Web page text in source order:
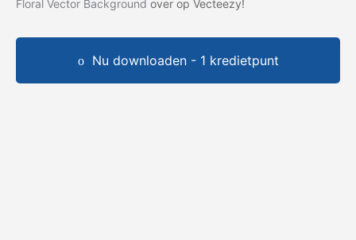
Floral Vector Background over op Vecteezy!
Nu downloaden - 1 kredietpunt